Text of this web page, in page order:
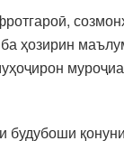
ҳозирин
будубоши